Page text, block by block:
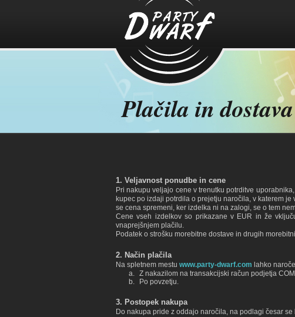
Plačila in dostava
1. Veljavnost ponudbe in cene
Pri nakupu veljajo cene v trenutku potrditve
kupec po izdaji potrdila o prejetju naročila, v katerem
se cena spremeni, ker izdelka ni na zalogi, se o tem
Cene vseh izdelkov so prikazane v EUR in že
vnaprejšnjem plačilu.
Podatek o strošku morebitne dostave in drugih
2. Način plačila
Na spletnem mestu www.party-dwarf.com lahko
Z nakazilom na transakcijski račun podjetja
Po povzetju.
3. Postopek nakupa
Do nakupa pride z oddajo naročila, na podlagi česar